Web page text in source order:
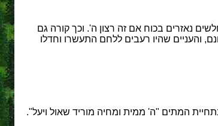
נאזרים בכוח אם זה רצון ה'. וכך קורה גם
והעניים שהיו רעבים ללחם התעשרו וחדלו
המתים "ה' ממית ומחיה מוריד שאול ויעל".